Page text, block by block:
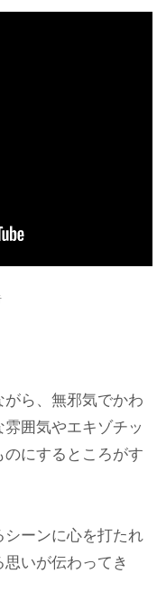
がら、無邪気でかわ
囲気やエキゾチッ
にするところがす
シーンに心を打たれ
いが伝わってき